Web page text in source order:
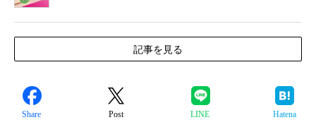
記事を見る
Share Post LINE Hatena